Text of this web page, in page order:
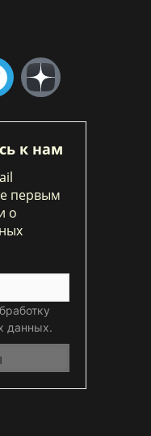
к нам
первым
о
данных.